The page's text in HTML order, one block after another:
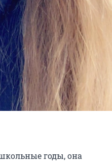
годы, она